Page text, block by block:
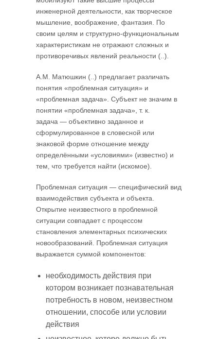
инженерной деятельности, как творческое
мышление, воображение, фантазия. По
своим целям и структурно-функциональным
характеристикам не отражают сложных и
противоречивых явлений реальности (..).
А.М. Матюшкин (..) предлагает различать
понятия «проблемная ситуация» и
«проблемная задача». Субъект не значим в
понятии «проблемная задача», т. к.
задача — объективно заданное и
сформулированное в словесной или
знаковой форме отношение между
определёнными «условиями» (известно) и
тем, что требуется найти (искомое).
Проблемная ситуация — специфический вид
взаимодействия субъекта и объекта.
Открытие неизвестного в проблемной
ситуации совпадает с процессом
становления элементарных психических
новообразований. Проблемная ситуация
выражается суммой компонентов:
необходимость действия при
котором возникает познавательная
потребность в новом, неизвестном
отношении, способе или условии
действия